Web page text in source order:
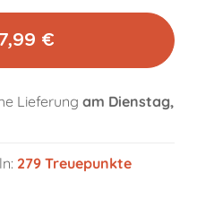
€
Lieferung am Dienstag,
279Treuepunkte